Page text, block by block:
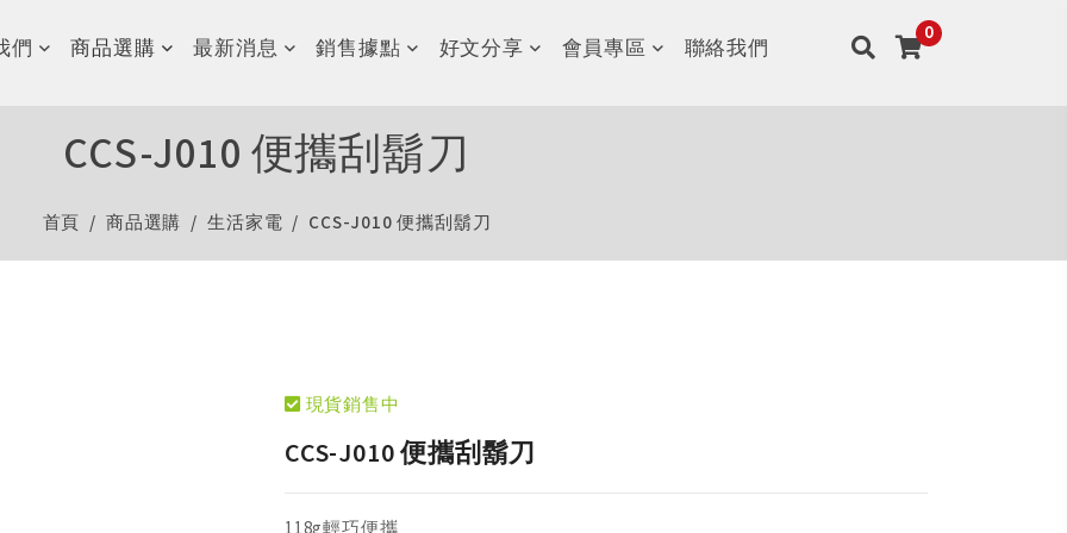
們 商品選購 最新消息 銷售據點 好文分享 會員專區 聯絡我們
CCS-J010 便攜刮鬍刀
首頁 商品選購 生活家電 CCS-J010 便攜刮鬍刀
現貨銷售中
CCS-J010 便攜刮鬍刀